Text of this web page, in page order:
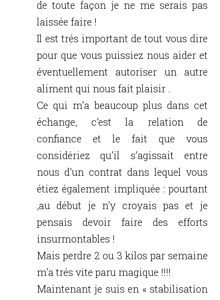
de toute façon je ne me serais pas
laissée faire !
Il est trés important de tout vous dire
pour que vous puissiez nous aider et
éventuellement autoriser un autre
aliment qui nous fait plaisir .
Ce qui m’a beaucoup plus dans cet
échange, c’est la relation de
confiance et le fait que vous
considériez qu’il s’agissait entre
nous d’un contrat dans lequel vous
étiez également impliquée : pourtant
,au début je n’y croyais pas et je
pensais devoir faire des efforts
insurmontables !
Mais perdre 2 ou 3 kilos par semaine
m’a trés vite paru magique !!!!
Maintenant je suis en « stabilisation